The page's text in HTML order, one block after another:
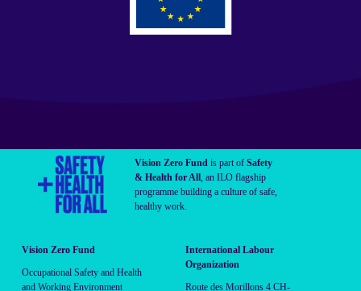
Vision Zero Fund is part of Safety
& Health for All, an ILO flagship
programme building a culture of safe,
healthy work.
Vision Zero Fund
Occupational Safety and Health
and Working Environment
International Labour
Organization
Route des Morillons 4 CH-